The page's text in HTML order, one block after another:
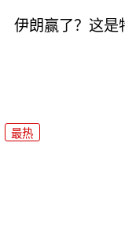
伊朗赢了？这是
最热